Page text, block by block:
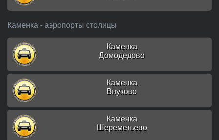
Каменка - аэропорты столицы
Каменка
Домодедово
Каменка
Внуково
Каменка
Шереметьево